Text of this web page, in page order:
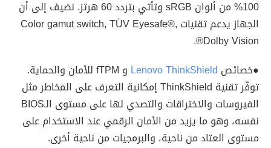
100% من ألوان sRGB وتأتي بتردد 60 هرتز. نضيف إلى أن
الجهاز يدعم تقنيات Color gamut switch, TÜV Eyesafe®,
Dolby Vision®.
●خصائص Lenovo ThinkShield
و fTPM للأمان والحماية.
توفّر تقنية ThinkShield إمكانية التعرف على المخاطر مثل
الفيروسات والاختراقات والتصدي لها على مستوى الـBIOS
نفسه، وهو ما يزيد من الأمان الرقمي عند الاستخدام على
مستوى العتاد من ناحية، والبرمجيات من ناحية أخرى.